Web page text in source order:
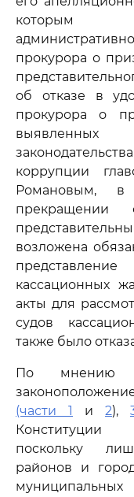
которым
прокурора о
об отказе в
прокурора о
выявленных
коррупции
Романовым, в
возложена
кассационных
акты для
судов
также было
По мнению
(части 1
и 2),
Конституции
поскольку
районов и